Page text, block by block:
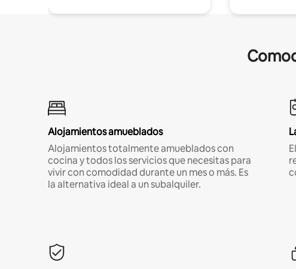
Alojamientos amueblados
Alojamientos totalmente amueblados con
cocina y todos los servicios que necesitas para
vivir con comodidad durante un mes o más. Es
la alternativa ideal a un subalquiler.